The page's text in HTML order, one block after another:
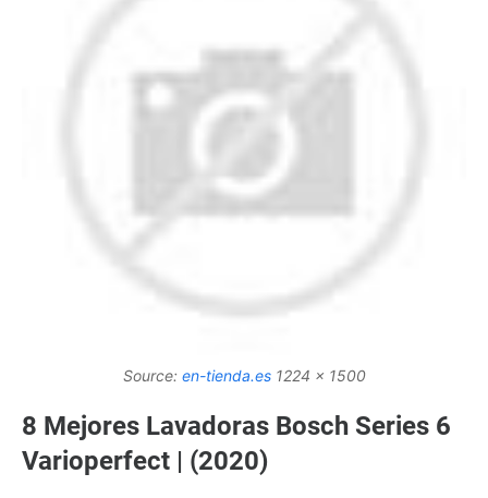
Source: en-tienda.es1224 x 1500
8 Mejores Lavadoras Bosch Series 6
Varioperfect | (2020)